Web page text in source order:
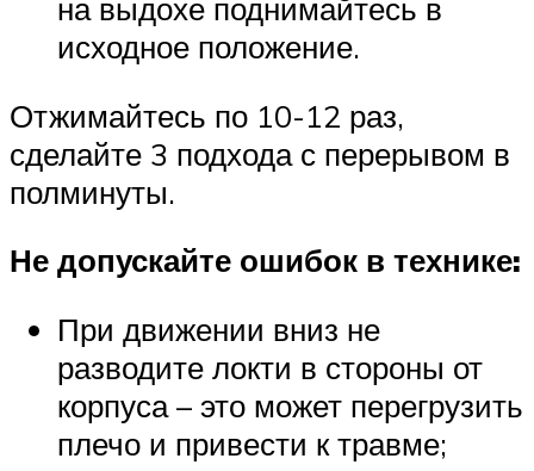
на выдохе поднимайтесь в
исходное положение.
Отжимайтесь по 10-12 раз,
сделайте 3 подхода с перерывом в
полминуты.
Не допускайте ошибок в технике:
При движении вниз не
разводите локти в стороны от
корпуса – это может перегрузить
плечо и привести к травме;